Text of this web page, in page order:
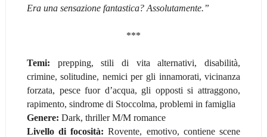
Era una sensazione fantastica? Assolutamente.”
***
Temi: prepping, stili di vita alternativi, disabilità,
crimine, solitudine, nemici per gli innamorati, vicinanza
forzata, pesce fuor d’acqua, gli opposti si attraggono,
rapimento, sindrome di Stoccolma, problemi in famiglia
Genere: Dark, thriller M/M romance
Livello di focosità: Rovente, emotivo, contiene scene